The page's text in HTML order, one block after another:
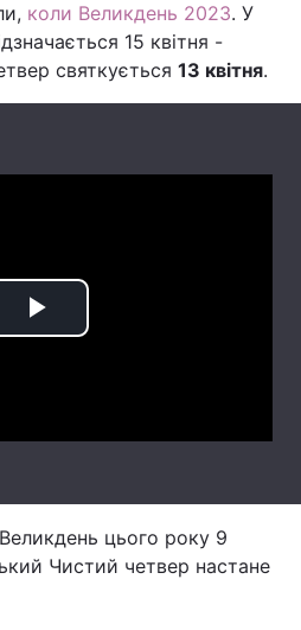
Думки
Вакансії
коли Великдень 2023. У
15 квітня -
святкується 13 квітня.
Play
цього року 9
Чистий четвер настане